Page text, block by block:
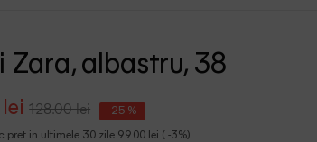
Zara, albastru, 38
128.00 lei -25 %
pret in ultimele 30 zile 99.00 lei ( -3%)